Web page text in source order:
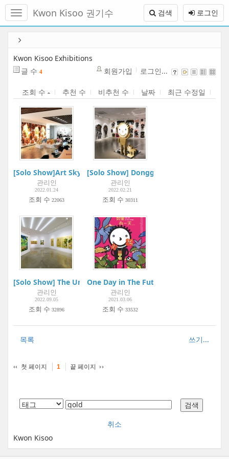
메
토
로그인
검색
Kwon Kisoo 권기수
Kwon Kisoo Exhibitions
글 수 4 회원가입 로그인...
조회 수 추천 수 비추천 수 날짜 최근 수정일
[Solo Show]Art Skybrige | BODA Gallery | Incheon Academy
관리인
2022.01.24
조회 수 22063
[Solo Show] Dongguri 20 Years |
관리인
2022.02.21
조회 수 30311
[Solo Show] The Universe in the Golden Eye | Atelier Aki
관리인
2022.09.05
조회 수 32896
One Day in The Future... 如果有一天...|
관리인
2021.03.06
조회 수 33532
쓰기...
목록
첫 페이지 1 끝 페이지
취소
Kwon Kisoo